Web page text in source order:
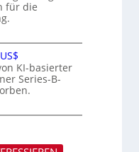
für die
KI-basierter
Series-B-